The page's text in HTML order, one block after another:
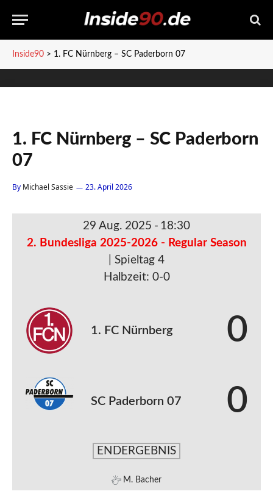
Inside90 > 1. FC Nürnberg – SC Paderborn 07
1. FC Nürnberg – SC Paderborn
07
By Michael Sassie 23. April 2026
29 Aug. 2025 - 18:30
2. Bundesliga 2025-2026 - Regular Season
| Spieltag 4
Halbzeit: 0-0
1. FC Nürnberg 0
SC Paderborn 07 0
ENDERGEBNIS
M. Bacher